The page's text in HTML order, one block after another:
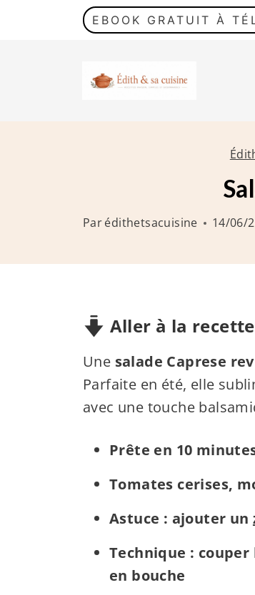
e
EBOOK GRATUIT À
Parédithetsacuisine 14/06/
Aller à la recette
Une salade Caprese
Parfaite en été, elle
avec une touche
Prête en 10
Tomates cerises,
Astuce : ajouter un
Technique : couper
en bouche